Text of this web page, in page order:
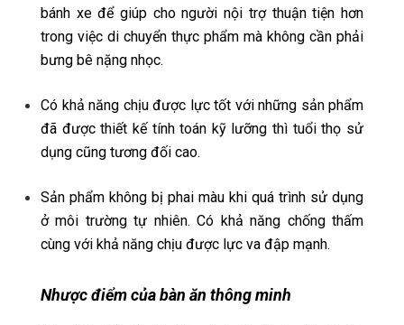
bánh xe để giúp cho người nội trợ thuận tiện hơn
trong việc di chuyển thực phẩm mà không cần phải
bưng bê nặng nhọc.
Có khả năng chịu được lực tốt với những sản phẩm
đã được thiết kế tính toán kỹ lưỡng thì tuổi thọ sử
dụng cũng tương đối cao.
Sản phẩm không bị phai màu khi quá trình sử dụng
ở môi trường tự nhiên. Có khả năng chống thấm
cùng với khả năng chịu được lực va đập mạnh.
Nhược điểm của bàn ăn thông minh